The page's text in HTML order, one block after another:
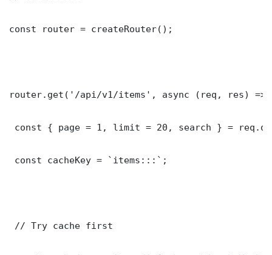
const router = createRouter();
router.get('/api/v1/items', async (req, res) =>
const { page = 1, limit = 20, search } =
const cacheKey = `items:::`;
// Try cache first